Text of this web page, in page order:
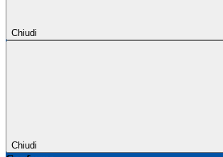
Chiudi
Chiudi